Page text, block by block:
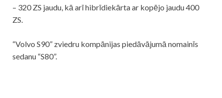
– 320 ZS jaudu, kā arī hibrīdiekārta ar kopējo jaudu 400
ZS.
“Volvo S90” zviedru kompānijas piedāvājumā nomainīs
sedanu “S80”.